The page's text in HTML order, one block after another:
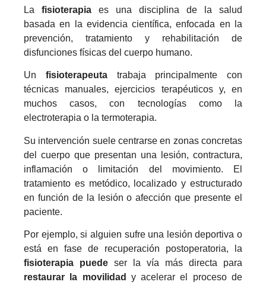
La fisioterapia es una disciplina de la salud
basada en la evidencia científica, enfocada en la
prevención, tratamiento y rehabilitación de
disfunciones físicas del cuerpo humano.
Un fisioterapeutatrabaja principalmente con
técnicas manuales, ejercicios terapéuticos y, en
muchos casos, con tecnologías como la
electroterapia o la termoterapia.
Su intervención suele centrarse en zonas concretas
del cuerpo que presentan una lesión, contractura,
inflamación o limitación del movimiento. El
tratamiento es metódico, localizado y estructurado
en función de la lesión o afección que presente el
paciente.
Por ejemplo, si alguien sufre una lesión deportiva o
está en fase de recuperación postoperatoria, la
fisioterapia puede ser la vía más directa para
restaurar la movilidad
y acelerar el proceso de